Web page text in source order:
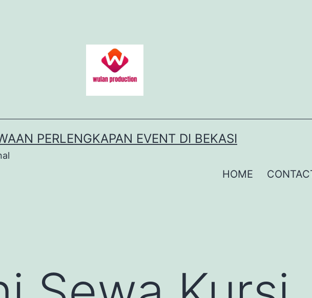
PERLENGKAPAN EVENT DI BEKASI
HOME